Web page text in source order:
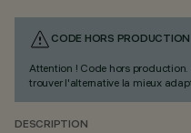
CODE HORS PRODUCTION
Attention ! Code hors production.
trouver l'alternative la mieux
DESCRIPTION